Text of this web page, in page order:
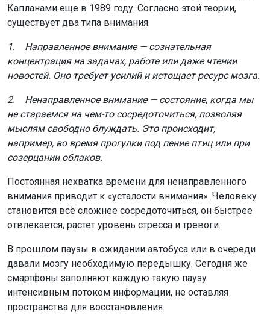
Капланами еще в 1989 году. Согласно этой теории,
существует два типа внимания.
1. Направленное внимание — сознательная
концентрация на задачах, работе или даже чтении
новостей. Оно требует усилий и истощает ресурс мозга.
2. Ненаправленное внимание — состояние, когда мы
не стараемся на чем-то сосредоточиться, позволяя
мыслям свободно блуждать. Это происходит,
например, во время прогулки под пение птиц или при
созерцании облаков.
Постоянная нехватка времени для ненаправленного
внимания приводит к «усталости внимания». Человеку
становится всё сложнее сосредоточиться, он быстрее
отвлекается, растет уровень стресса и тревоги.
В прошлом паузы в ожидании автобуса или в очереди
давали мозгу необходимую передышку. Сегодня же
смартфоны заполняют каждую такую паузу
интенсивным потоком информации, не оставляя
пространства для восстановления.